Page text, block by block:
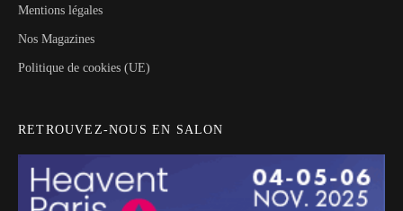
Mentions légales
Nos Magazines
Politique de cookies (UE)
RETROUVEZ-NOUS EN SALON